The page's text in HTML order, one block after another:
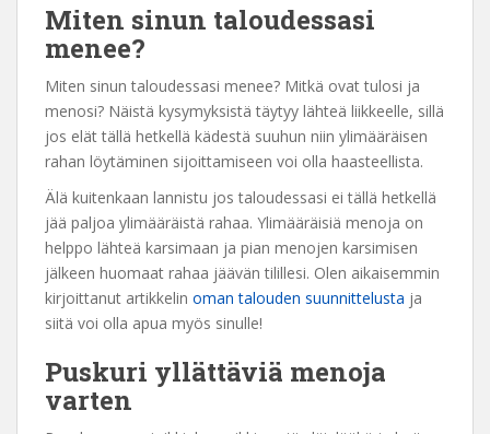
Miten sinun taloudessasi
menee?
Miten sinun taloudessasi menee? Mitkä ovat tulosi ja
menosi? Näistä kysymyksistä täytyy lähteä liikkeelle, sillä
jos elät tällä hetkellä kädestä suuhun niin ylimääräisen
rahan löytäminen sijoittamiseen voi olla haasteellista.
Älä kuitenkaan lannistu jos taloudessasi ei tällä hetkellä
jää paljoa ylimääräistä rahaa. Ylimääräisiä menoja on
helppo lähteä karsimaan ja pian menojen karsimisen
jälkeen huomaat rahaa jäävän tilillesi. Olen aikaisemmin
kirjoittanut artikkelin oman talouden suunnittelusta ja
siitä voi olla apua myös sinulle!
Puskuri yllättäviä menoja
varten